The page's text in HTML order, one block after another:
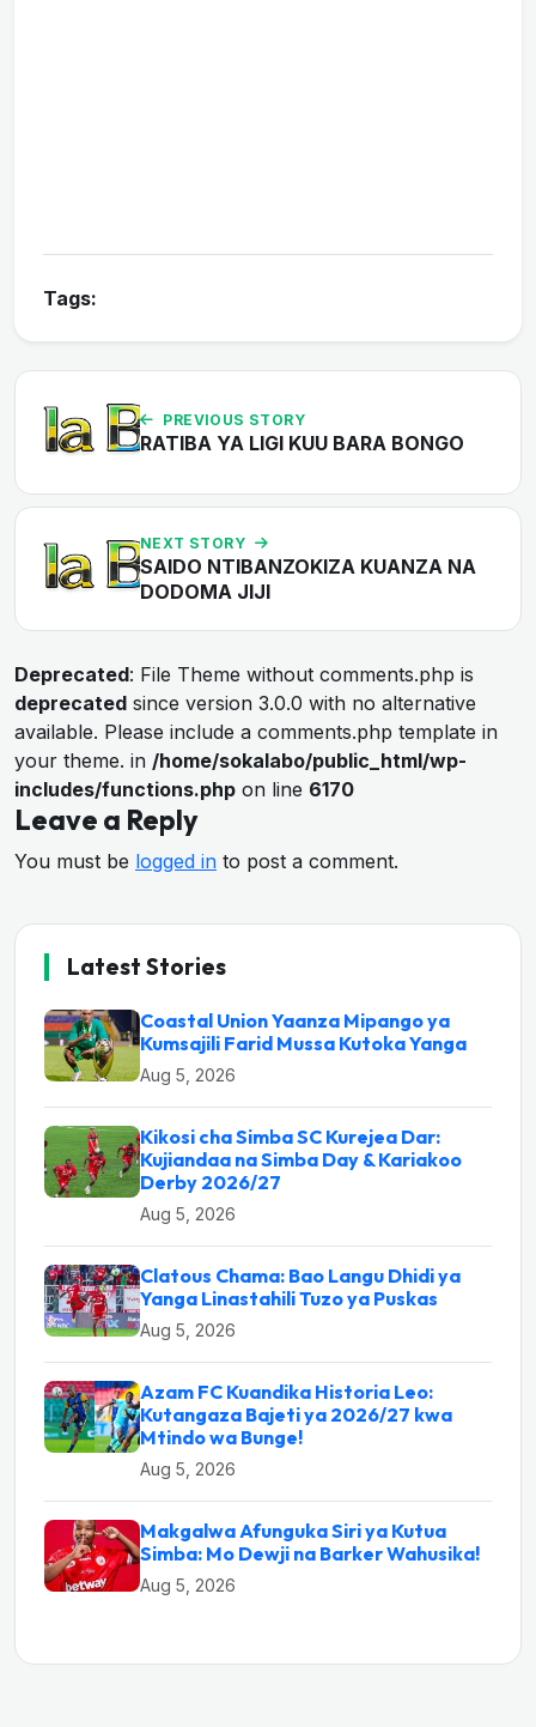
Tags:
PREVIOUS STORY
RATIBA YA LIGI KUU BARA BONGO
NEXT STORY
SAIDO NTIBANZOKIZA KUANZA NA
DODOMA JIJI
Deprecated: File Theme without comments.php is
deprecated since version 3.0.0 with no alternative
available. Please include a comments.php template in
your theme. in /home/sokalabo/public_html/wp-
includes/functions.php on line 6170
Leave a Reply
You must be logged in to post a comment.
Latest Stories
Coastal Union Yaanza Mipango ya
Kumsajili Farid Mussa Kutoka Yanga
Aug 5, 2026
Kikosi cha Simba SC Kurejea Dar:
Kujiandaa na Simba Day & Kariakoo
Derby 2026/27
Aug 5, 2026
Clatous Chama: Bao Langu Dhidi ya
Yanga Linastahili Tuzo ya Puskas
Aug 5, 2026
Azam FC Kuandika Historia Leo:
Kutangaza Bajeti ya 2026/27 kwa
Mtindo wa Bunge!
Aug 5, 2026
Makgalwa Afunguka Siri ya Kutua
Simba: Mo Dewji na Barker Wahusika!
Aug 5, 2026